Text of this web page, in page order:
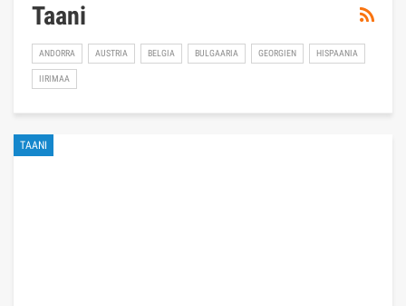
Taani
ANDORRA AUSTRIA BELGIA BULGAARIA GEORGIEN HISPAANIA
IIRIMAA
TAANI